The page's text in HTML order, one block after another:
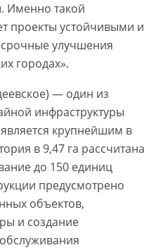
Именно такой
проекты устойчивыми и
улучшения
городах».
— один из
инфраструктуры
крупнейшим в
в 9,47 га рассчитана
до 150 единиц
предусмотрено
объектов,
и создание